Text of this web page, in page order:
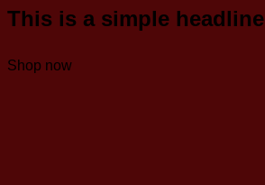
This is a simple headline
Shop now